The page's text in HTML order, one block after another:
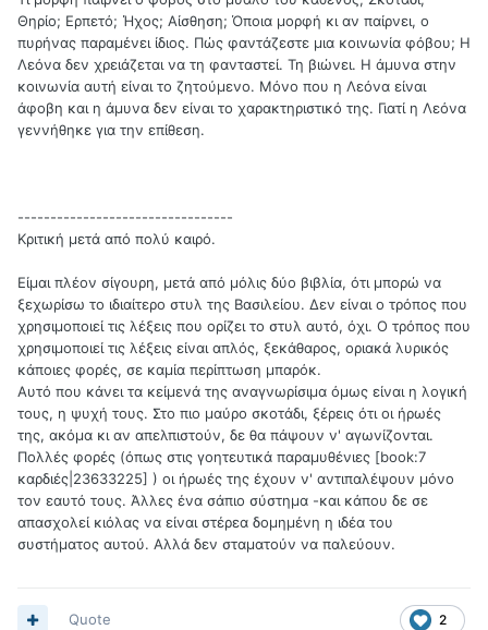
Θηρίο; Ερπετό; Ήχος; Αίσθηση; Όποια μορφή κι αν παίρνει, ο
πυρήνας παραμένει ίδιος. Πώς φαντάζεστε μια κοινωνία φόβου; Η
Λεόνα δεν χρειάζεται να τη φανταστεί. Τη βιώνει. Η άμυνα στην
κοινωνία αυτή είναι το ζητούμενο. Μόνο που η Λεόνα είναι
άφοβη και η άμυνα δεν είναι το χαρακτηριστικό της. Γιατί η Λεόνα
γεννήθηκε για την επίθεση.
---------------------------------
Κριτική μετά από πολύ καιρό.
Είμαι πλέον σίγουρη, μετά από μόλις δύο βιβλία, ότι μπορώ να
ξεχωρίσω το ιδιαίτερο στυλ της Βασιλείου. Δεν είναι ο τρόπος που
χρησιμοποιεί τις λέξεις που ορίζει το στυλ αυτό, όχι. Ο τρόπος που
χρησιμοποιεί τις λέξεις είναι απλός, ξεκάθαρος, οριακά λυρικός
κάποιες φορές, σε καμία περίπτωση μπαρόκ.
Αυτό που κάνει τα κείμενά της αναγνωρίσιμα όμως είναι η λογική
τους, η ψυχή τους. Στο πιο μαύρο σκοτάδι, ξέρεις ότι οι ήρωές
της, ακόμα κι αν απελπιστούν, δε θα πάψουν ν' αγωνίζονται.
Πολλές φορές (όπως στις γοητευτικά παραμυθένιες [book:7
καρδιές|23633225] ) οι ήρωές της έχουν ν' αντιπαλέψουν μόνο
τον εαυτό τους. Άλλες ένα σάπιο σύστημα -και κάπου δε σε
απασχολεί κιόλας να είναι στέρεα δομημένη η ιδέα του
συστήματος αυτού. Αλλά δεν σταματούν να παλεύουν.
2
Quote